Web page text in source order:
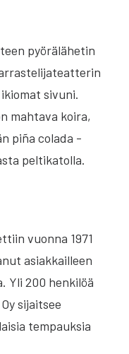
pyörälähetin
sivuni.
mahtava koira,
piña colada -
peltikatolla.
vuonna 1971
asiakkailleen
Yli 200 henkilöä
sijaitsee
tempauksia